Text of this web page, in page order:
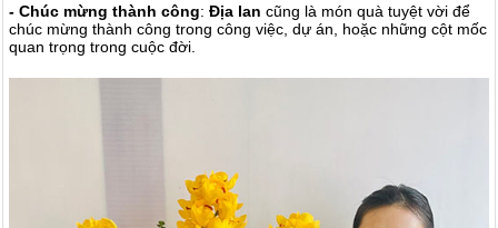
- Chúc mừng thành công: Địa lan cũng là món quà tuyệt vời để
chúc mừng thành công trong công việc, dự án, hoặc những cột mốc
quan trọng trong cuộc đời.